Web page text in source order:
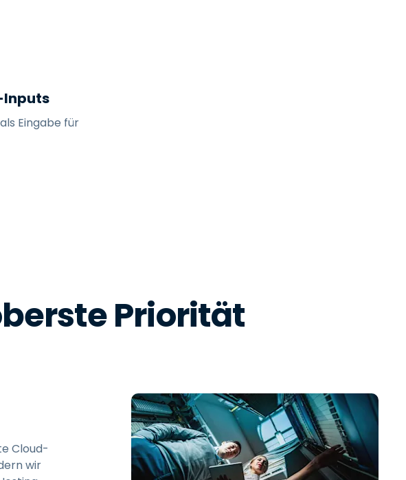
Inputs
Eingabe für
Priorität
Cloud-
wir